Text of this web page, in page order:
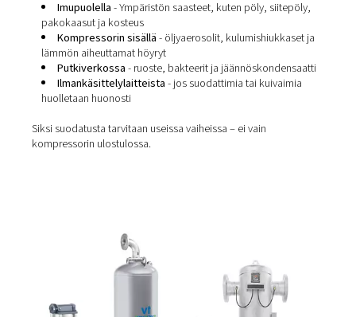
Tukkeutuneet venttiilit, suuttimet ja toimilaitteet
Työkalujen ja koneiden kuluminen
Tuotteen kontaminaatio (erityisesti
lääketeollisuudessa tai elektroniikassa)
Epäterveelliset tai vaaralliset työolosuhteet
Alan standardien, kuten
jättäminen
Missä epäpuhtaudet
järjestelmään?